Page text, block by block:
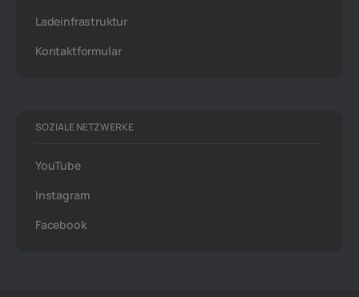
Ladeinfrastruktur
Kontaktformular
SOZIALE NETZWERKE
YouTube
Instagram
Facebook